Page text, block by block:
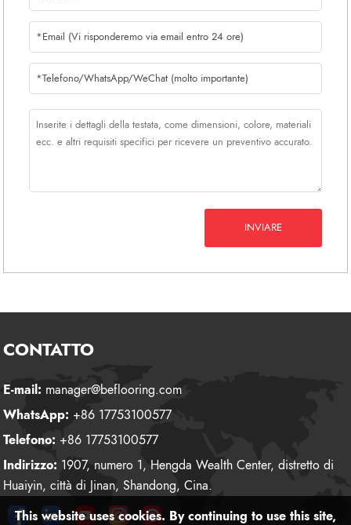
INVIARE
CONTATTO
E-mail: manager@beflooring.com
WhatsApp: +86 17753100577
Telefono: +86 17753100577
Indirizzo: 1907, numero 1, Hengda Wealth Center, distretto di
Huaiyin, città di Jinan, Shandong, Cina.
This website uses cookies. By continuing to use this site,